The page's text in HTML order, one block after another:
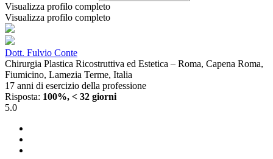
Visualizza profilo completo
Visualizza profilo completo
Dott. Fulvio Conte
Chirurgia Plastica Ricostruttiva ed Estetica – Roma, Capena Roma,
Fiumicino, Lamezia Terme, Italia
17 anni di esercizio della professione
Risposta: 100%, < 32 giorni
5.0